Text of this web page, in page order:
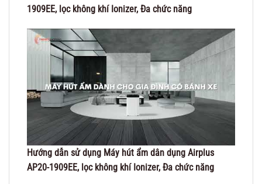
1909EE, lọc không khí Ionizer, Đa chức năng
Hướng dẫn sử dụng Máy hút ẩm dân dụng Airplus
AP20-1909EE, lọc không khí Ionizer, Đa chức năng